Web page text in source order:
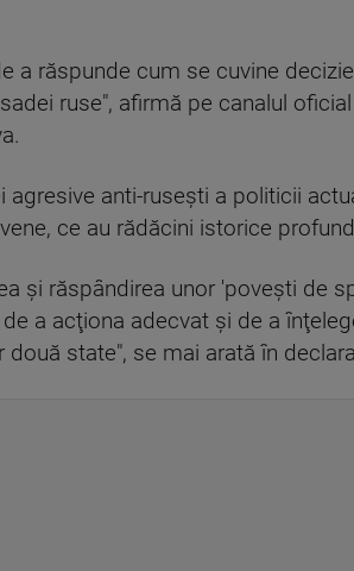
a răspunde cum se cuvine
ruse", afirmă pe canalul
anti-ruseşti a politicii
ce au rădăcini istorice
şi răspândirea unor 'poveşti de
a acţiona adecvat şi de a
state", se mai arată în